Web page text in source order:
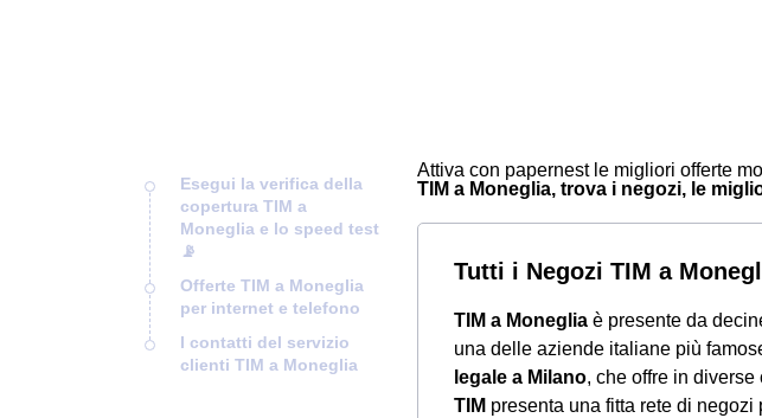
Esegui la verifica della
copertura TIM a
Moneglia e lo speed test
📡
Offerte TIM a Moneglia
per internet e telefono
I contatti del servizio
clienti TIM a Moneglia
Attiva con papernest le migliori offerte
TIM a Moneglia, trova i negozi, le
Tutti i Negozi TIM a
TIM a Moneglia è presente da
una delle aziende italiane più
legale a Milano, che offre in
TIM presenta una fitta rete di